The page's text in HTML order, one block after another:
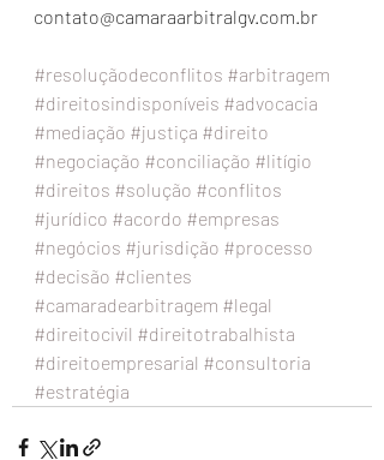
contato@camaraarbitralgv.com.br
#resoluçãodeconflitos #arbitragem
#direitosindisponíveis #advocacia
#mediação #justiça #direito
#negociação #conciliação #litígio
#direitos #solução #conflitos
#jurídico #acordo #empresas
#negócios #jurisdição #processo
#decisão #clientes
#camaradearbitragem #legal
#direitocivil #direitotrabalhista
#direitoempresarial #consultoria
#estratégia